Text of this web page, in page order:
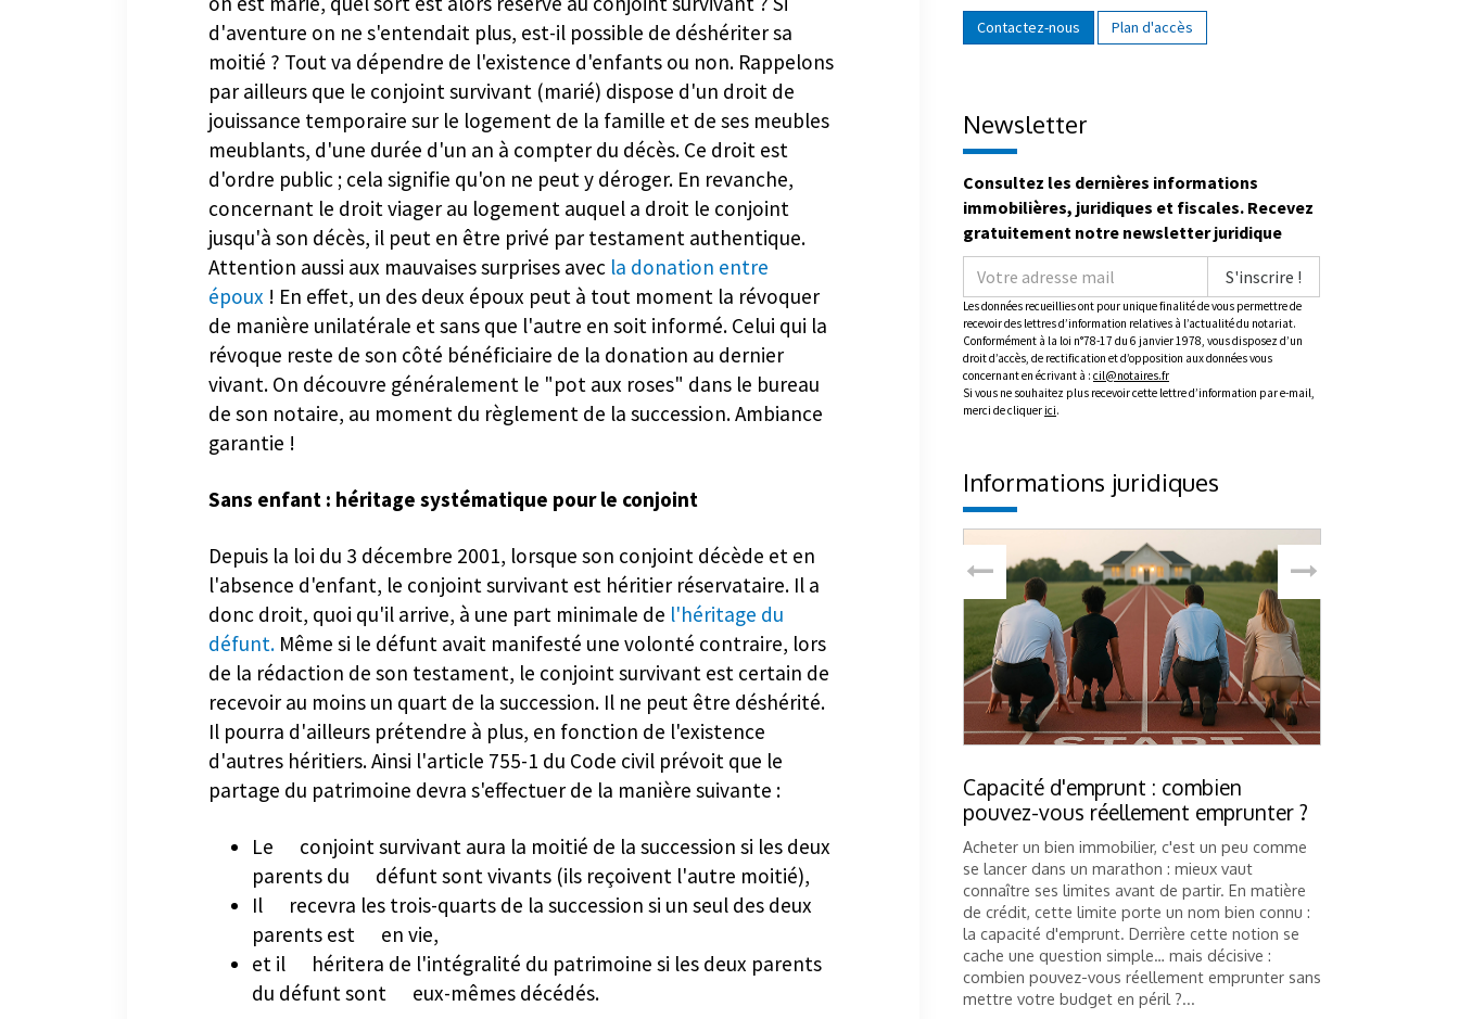
on est marié, quel sort est alors réservé au conjoint survivant ? Si
d'aventure on ne s'entendait plus, est-il possible de déshériter sa
moitié ? Tout va dépendre de l'existence d'enfants ou non. Rappelons
par ailleurs que le conjoint survivant (marié) dispose d'un droit de
jouissance temporaire sur le logement de la famille et de ses meubles
meublants, d'une durée d'un an à compter du décès. Ce droit est
d'ordre public ; cela signifie qu'on ne peut y déroger. En revanche,
concernant le droit viager au logement auquel a droit le conjoint
jusqu'à son décès, il peut en être privé par testament authentique.
Attention aussi aux mauvaises surprises avec la donation entre
époux ! En effet, un des deux époux peut à tout moment la révoquer
de manière unilatérale et sans que l'autre en soit informé. Celui qui la
révoque reste de son côté bénéficiaire de la donation au dernier
vivant. On découvre généralement le "pot aux roses" dans le bureau
de son notaire, au moment du règlement de la succession. Ambiance
garantie !
Sans enfant : héritage systématique pour le conjoint
Depuis la loi du 3 décembre 2001, lorsque son conjoint décède et en
l'absence d'enfant, le conjoint survivant est héritier réservataire. Il a
donc droit, quoi qu'il arrive, à une part minimale de l'héritage du
défunt. Même si le défunt avait manifesté une volonté contraire, lors
de la rédaction de son testament, le conjoint survivant est certain de
recevoir au moins un quart de la succession. Il ne peut être déshérité.
Il pourra d'ailleurs prétendre à plus, en fonction de l'existence
d'autres héritiers. Ainsi l'article 755-1 du Code civil prévoit que le
partage du patrimoine devra s'effectuer de la manière suivante :
Le conjoint survivant aura la moitié de la succession si les deux
parents du défunt sont vivants (ils reçoivent l'autre moitié),
Il recevra les trois-quarts de la succession si un seul des deux
parents est en vie,
et il héritera de l'intégralité du patrimoine si les deux parents
du défunt sont eux-mêmes décédés.
Contactez-nous Plan d'accès
Newsletter
Consultez les dernières informations
immobilières, juridiques et fiscales. Recevez
gratuitement notre newsletter juridique
S'inscrire !
Les données recueillies ont pour unique finalité de vous permettre de
recevoir des lettres d’information relatives à l’actualité du notariat.
Conformément à la loi n°78-17 du 6 janvier 1978, vous disposez d’un
droit d’accès, de rectification et d’opposition aux données vous
concernant en écrivant à : cil@notaires.fr
Si vous ne souhaitez plus recevoir cette lettre d’information par e-mail,
merci de cliquer ici.
Informations juridiques
Hériter d'une maison : qui paie les
Hériter d'un bien immobilier est souvent perçu
comme une bonne nouvelle. Mais lorsque
plusieurs héritiers sont concernés et que la
succession n'est pas encore réglée, une question
essentielle se pose rapidement : qui paie les frais
Achat en copropriété : les règles à
Charges, travaux, décisions collectives… acheter
en copropriété ne s'improvise pas. Derrière
chaque acquisition se cachent des enjeux
juridiques et financiers qu'il est essentiel
notaire, répond à trois questions clés pour
comprendre les règles du jeu et sécuriser votre
projet immobilier....
Capacité d'emprunt : combien
pouvez-vous réellement emprunter ?
Acheter un bien immobilier, c'est un peu comme
se lancer dans un marathon : mieux vaut
connaître ses limites avant de partir. En matière
de crédit, cette limite porte un nom bien connu :
la capacité d'emprunt. Derrière cette notion se
cache une question simple… mais décisive :
combien pouvez-vous réellement emprunter sans
mettre votre budget en péril ?...